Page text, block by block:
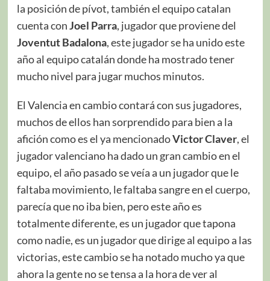
la posición de pívot, también el equipo catalan
cuenta conJoel Parra, jugador que proviene del
Joventut Badalona, este jugador se ha unido este
año al equipo catalán donde ha mostrado tener
mucho nivel para jugar muchos minutos.
El Valencia en cambio contará con sus jugadores,
muchos de ellos han sorprendido para bien a la
afición como es el ya mencionadoVictor Claver, el
jugador valenciano ha dado un gran cambio en el
equipo, el año pasado se veía a un jugador que le
faltaba movimiento, le faltaba sangre en el cuerpo,
parecía que no iba bien, pero este año es
totalmente diferente, es un jugador que tapona
como nadie, es un jugador que dirige al equipo a las
victorias, este cambio se ha notado mucho ya que
ahora la gente no se tensa a la hora de ver al